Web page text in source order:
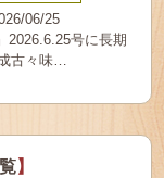
06/25
2026.6.25号に長期
古々味…
】